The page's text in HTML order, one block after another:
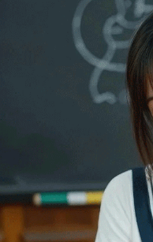
最热 添加
都市
2025
全部 大陆 香港